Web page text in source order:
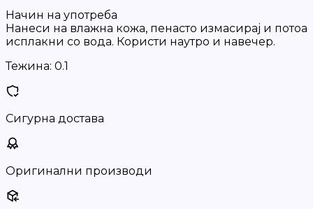
Начин на употреба
Нанеси на влажна кожа, пенасто измасирај и потоа
исплакни со вода. Користи наутро и навечер.
Тежина: 0.1
Сигурна достава
Оригинални производи